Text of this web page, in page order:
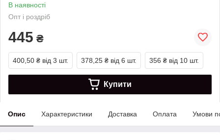
В наявності
Опт і роздріб
445 ₴
400,50 ₴ від 3 шт. 378,25 ₴ від 6 шт. 356 ₴ від 10 шт.
Купити
Опис Характеристики Доставка Оплата Умови